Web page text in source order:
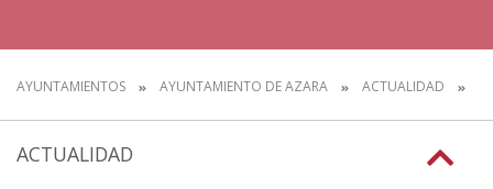
AYUNTAMIENTOS AYUNTAMIENTO DE AZARA ACTUALIDAD
ACTUALIDAD